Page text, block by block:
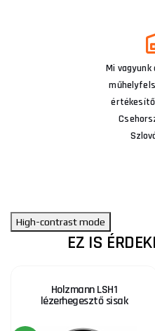
Mi vagyunk
High-contrast mode
EZ IS
Holzmann LSH1
lézerhegesztő sisak